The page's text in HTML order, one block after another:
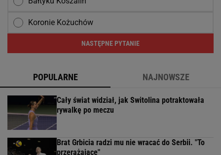
Koronie Kożuchów
NASTĘPNE PYTANIE
POPULARNE NAJNOWSZE
Cały świat widział, jak Switolina potraktowała
rywalkę po meczu
Brat Grbicia radzi mu nie wracać do Serbii. "To
przerażające"